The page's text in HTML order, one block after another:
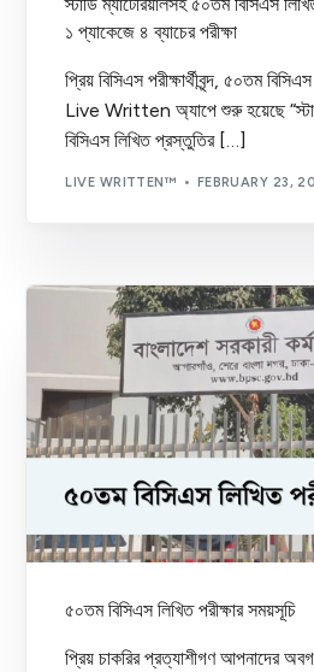
স্টাডি ম্যাটেরিয়ালসহ ৫০তম বিসিএস
১ প্যাকেজে ৪ ব্যাচের পরীক্ষা
প্রিয় বিসিএস পরীক্ষার্থীবৃন্দ, ৫০তম
Live Written অ্যাপে শুরু হয়েছে
বিসিএস লিখিত প্রস্তুতির […]
LIVE WRITTEN™ FEBRUARY 23,
৫০তম বিসিএস লিখিত পরীক্ষার সময়সূচি
প্রিয় চাকরির প্রত্যাশীগণ আপনাদের